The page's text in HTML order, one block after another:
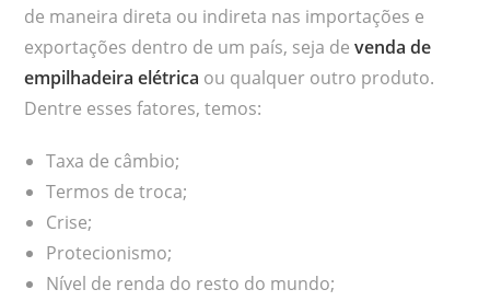
de maneira direta ou indireta nas importações e
exportações dentro de um país, seja devenda de
empilhadeira elétrica ou qualquer outro produto.
Dentre esses fatores, temos:
Taxa de câmbio;
Termos de troca;
Crise;
Protecionismo;
Nível de renda do resto do mundo;